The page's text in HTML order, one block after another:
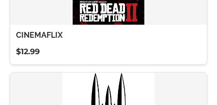
CINEMAFLIX
$12.99